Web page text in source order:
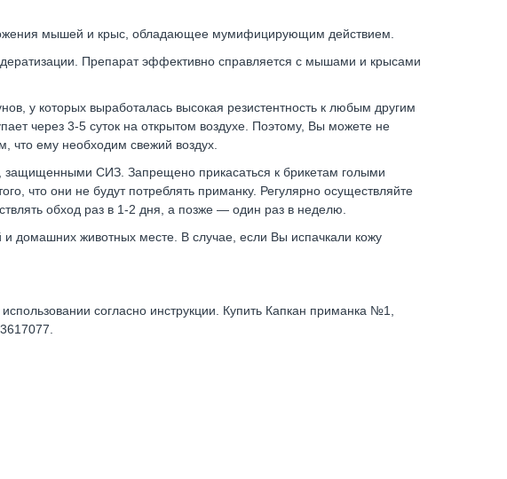
мышей и крыс, обладающее мумифицирующим действием.
Препарат эффективно справляется с мышами и крысами
у которых выработалась высокая резистентность к любым другим
через 3-5 суток на открытом воздухе. Поэтому, Вы можете не
что ему необходим свежий воздух.
СИЗ. Запрещено прикасаться к брикетам голыми
что они не будут потреблять приманку. Регулярно осуществляйте
обход раз в 1-2 дня, а позже — один раз в неделю.
домашних животных месте. В случае, если Вы испачкали кожу
согласно инструкции. Купить Капкан приманка №1,